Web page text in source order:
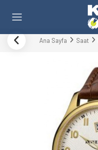
Ana Sayfa Saat